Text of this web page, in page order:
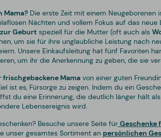
Mama? Die erste Zeit mit einem Neugeborenen
Nächten und vollem Fokus auf das neue
Geburt speziell für die Mutter (oft auch als
um sie für ihre unglaubliche Leistung nach
Unsere Einkaufsleitung hat fünf Favoriten
um ihr die Anerkennung zu geben, die sie
Mama von einer guten
ist es, Fürsorge zu zeigen. Indem du ein
du eine Erinnerung, die deutlich länger hält
Lebensereignis wird.
Besuche unsere Seite für Geschenke
unser gesamtes Sortiment an persönlichen